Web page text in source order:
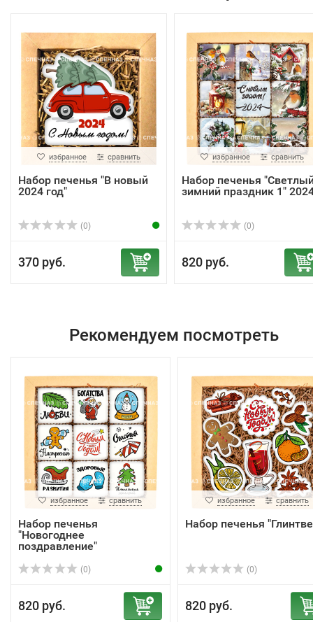
избранное сравнить
Набор печенья "В новый
2024 год"
(0)
370 руб.
избранное сравнить
Набор печенья
зимний праздник 1"
(0)
820 руб.
Рекомендуем посмотреть
избранное сравнить
Набор печенья
"Новогоднее
поздравление"
(0)
820 руб.
избранное сравнить
Набор печенья
(0)
820 руб.